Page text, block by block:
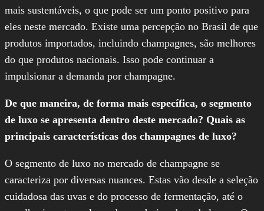
mais sustentáveis, o que pode ser um ponto positivo para
eles neste mercado. Existe uma percepção no Brasil de que
produtos importados, incluindo champagnes, são melhores
do que produtos nacionais. Isso pode continuar a
impulsionar a demanda por champagne.
De que maneira, de forma mais específica, o segmento
de luxo se apresenta dentro deste mercado? Quais as
principais características dos champagnes de luxo?
O segmento de luxo no mercado de champagne se
caracteriza por diversas nuances. Estas vão desde a seleção
cuidadosa das uvas e do processo de fermentação, até o